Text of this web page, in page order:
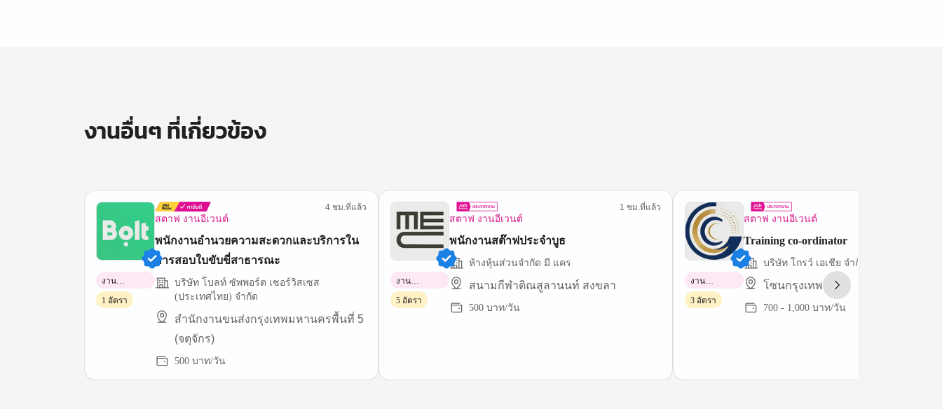
งานอื่นๆ ที่เกี่ยวข้อง
สตาฟ งานอีเวนต์
4 ชม.ที่แล้ว
พนักงานอำนวยความสะดวกและบริการใน
การสอบใบขับขี่สาธารณะ
บริษัท โบลท์ ซัพพอร์ต เซอร์วิสเซส
(ประเทศไทย) จำกัด
สำนักงานขนส่งกรุงเทพมหานครพื้นที่ 5
(จตุจักร)
500 บาท/วัน
งาน
พาร์ทไทม์
1 อัตรา
สตาฟ งานอีเวนต์
1 ชม.ที่แล้ว
พนักงานสต๊าฟประจำบูธ
ห้างหุ้นส่วนจำกัด มี แคร
สนามกีฬาติณสูลานนท์ สงขลา
500 บาท/วัน
งาน
พาร์ทไทม์
5 อัตรา
สตาฟ งานอีเวนต์
Training co-ordinator
บริษัท โกรว์ เอเชีย จํากัด
โซนกรุงเทพฯ
700 - 1,000 บาท/วัน
งาน
พาร์ทไทม์
3 อัตรา